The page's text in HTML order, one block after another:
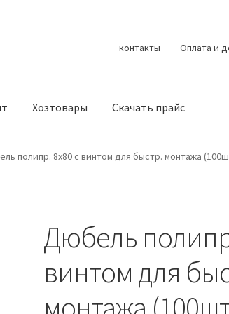
контакты Оплата и
Хозтовары Скачать прайс
Контакты КорзинаМой аккаунт О нас Оплата
полипр. 8х80 с винтом для быстр. монтажа
Дюбель
винтом для